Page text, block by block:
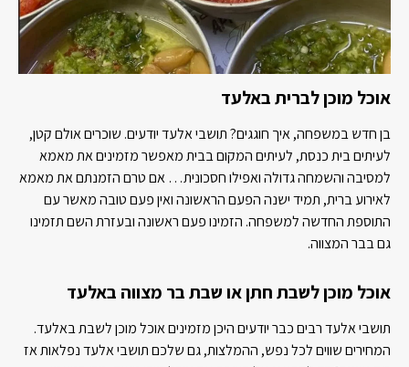
אוכל מוכן לברית באלעד
בן חדש במשפחה, איך חוגגים? תושבי אלעד יודעים. שוכרים אולם קטן,
לעיתים בית כנסת, לעיתים המקום בבית מאפשר מזמינים את מאמא
למסיבה והשמחה גדולה ואפילו חסכונית… אם טרם הזמנתם את מאמא
לאירוע ברית, תמיד ישנה הפעם הראשונה ואין פעם טובה מאשר עם
התוספת החדשה למשפחה. הזמינו פעם ראשונה ובעזרת השם תזמינו
גם בבר המצווה.
אוכל מוכן לשבת חתן או שבת בר מצווה באלעד
תושבי אלעד רבים כבר יודעים היכן מזמינים אוכל מוכן לשבת באלעד.
המחירים שווים לכל נפש, ההמלצות, גם שלכם תושבי אלעד נפלאות אז